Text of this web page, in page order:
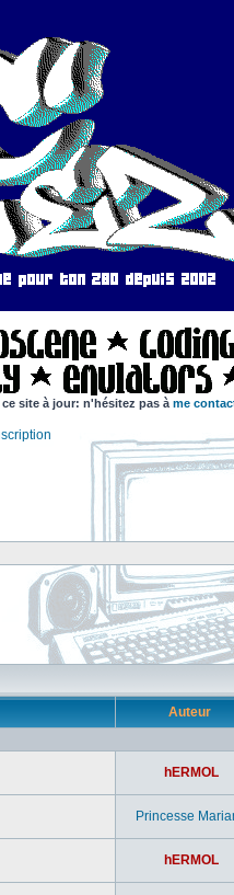
site à jour: n'hésitez pas à me
Auteur
hERMOL
Princesse
hERMOL